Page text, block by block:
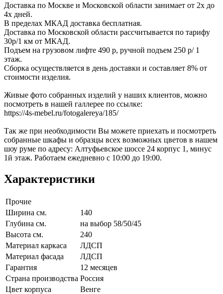
Доставка по Москве и Московской области занимает от 2х до
4х дней.
В пределах МКАД доставка бесплатная.
Доставка по Московской области рассчитывается по тарифу
30р/1 км от МКАД.
Подъем на грузовом лифте 490 р, ручной подъем 250 р/ 1
этаж.
Сборка осуществляется в день доставки и составляет 8% от
стоимости изделия.
Живые фото собранных изделий у наших клиентов, можно
посмотреть в нашей галлерее по ссылке:
https://4s-mebel.ru/fotogalereya/185/
Так же при необходимости Вы можете приехать и посмотреть
собранные шкафы и образцы всех возможных цветов в нашем
шоу руме по адресу: Алтуфьевское шоссе 24 корпус 1, минус
1й этаж. Работаем ежедневно с 10:00 до 19:00.
Характеристики
Прочие
Ширина см.
140
Глубина см.
на выбор 58/50/45
Высота см.
240
Материал каркаса
ЛДСП
Материал фасада
ЛДСП
Гарантия
12 месяцев
Страна производства Россия
Цвет корпуса
Венге